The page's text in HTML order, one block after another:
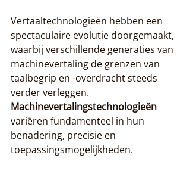
Vertaaltechnologieën hebben een
spectaculaire evolutie doorgemaakt,
waarbij verschillende generaties van
machinevertaling de grenzen van
taalbegrip en -overdracht steeds
verder verleggen.
Machinevertalingstechnologieën
variëren fundamenteel in hun
benadering, precisie en
toepassingsmogelijkheden.